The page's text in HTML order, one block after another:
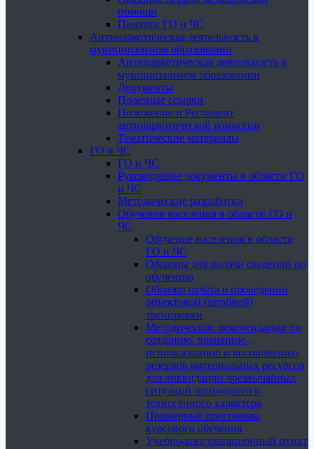
помощи
Памятки ГО и ЧС
Антинаркотическая деятельность в
муниципальном образовании
Антинаркотическая деятельность в
муниципальном образовании
Документы
Полезные ссылки
Положение и Регламент
антинаркотической комиссии
Тематические материалы
ГО и ЧС
ГО и ЧС
Руководящие документы в области ГО
и ЧС
Методические разработки
Обучение населения в области ГО и
ЧС
Обучение населения в области
ГО и ЧС
Образцы для подачи сведений по
обучению
Образец отчёта о проведении
объектовой (штабной)
тренировки
Методические рекомендации по
созданию, хранению ,
использованию и восполнению
резервов материальных ресурсов
для ликвидации чрезвычайных
ситуаций природного и
техногенного характера
Примерные программы
курсового обучения
Учебно-консультационный пункт